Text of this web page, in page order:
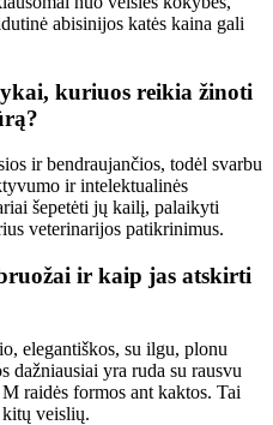
abisinijos katės kaina gali
kuriuos reikia žinoti
ir bendraujančios, todėl svarbu
ir intelektualinės
šepetėti jų kailį, palaikyti
veterinarijos patikrinimus.
ir kaip jas atskirti
elegantiškos, su ilgu, plonu
dažniausiai yra ruda su rausvu
raidės formos ant kaktos. Tai
kitų veislių.